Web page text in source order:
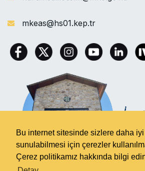
Bu internet sitesinde sizlere daha
sunulabilmesi için çerezler
Çerez politikamız hakkında bilgi
mkeas@hs01.kep.tr